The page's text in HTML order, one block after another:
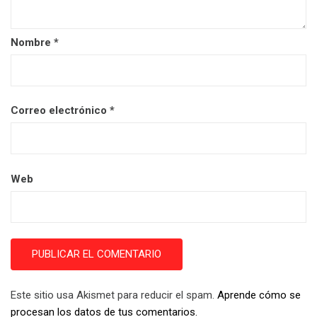
Nombre *
Correo electrónico *
Web
Este sitio usa Akismet para reducir el spam. Aprende cómo se
procesan los datos de tus comentarios.